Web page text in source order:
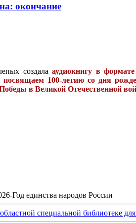
окончание
создалааудиокнигу в
посвящаем 100-летию со дня
в Великой Отечественной